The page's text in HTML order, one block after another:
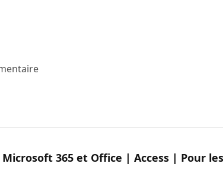
Microsoft 365 et Office | Access | Pour